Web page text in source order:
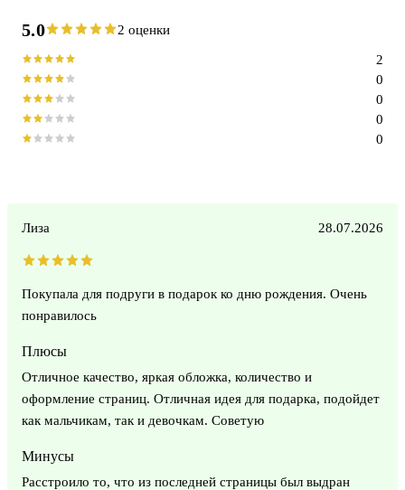
5.0 2 оценки
0
0
0
0
2
Лиза 28.07.2026
Покупала для подруги в подарок ко дню рождения. Очень
понравилось
Плюсы
Отличное качество, яркая обложка, количество и
оформление страниц. Отличная идея для подарка, подойдет
как мальчикам, так и девочкам. Советую
Минусы
Расстроило то, что из последней страницы был выдран